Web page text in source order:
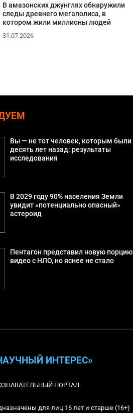
В амазонских джунглях обнаружили
следы древнего мегаполиса, в
котором жили миллионы людей
31.07.2026
Вы — не тот человек, которым были
десять лет назад: результаты
исследования
В 2029 году 90% населения Земли
увидит «потенциально опасный»
астероид
Пентагон представил новую порцию
видео с НЛО, но яснее не стало
ИНТЕРЕС»
ПОРТАЛ
для лиц 16 лет и старше (16+)